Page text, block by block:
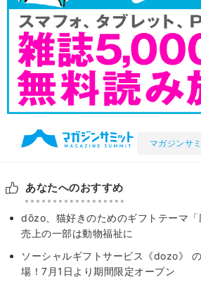
マガジンサ
あなたへのおすすめ
dōzo、猫好きのためのギフトテーマ「
売上の一部は動物福祉に
ソーシャルギフトサービス《dozo》
場！7月1日より期間限定オープン